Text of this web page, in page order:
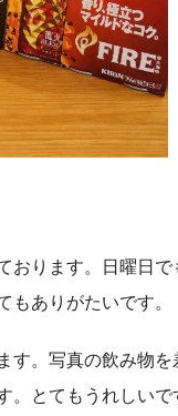
おります。日曜日
ありがたいです。
。写真の飲み物を
とてもうれしいで